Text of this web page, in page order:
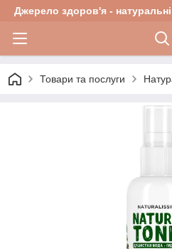
Джерело здоров'я -
Товари та послуги